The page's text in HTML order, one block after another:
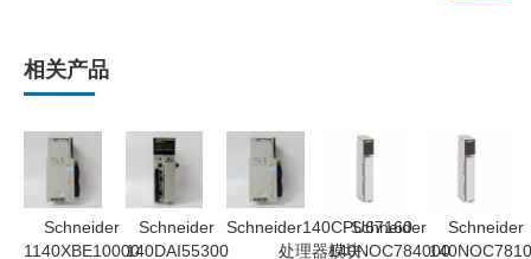
相关产品
Schneider
1140XBE10000
Schneider
140DAI55300
Schneider140CPU67160
处理器模块
Schneider
140NOC784000
Schneider